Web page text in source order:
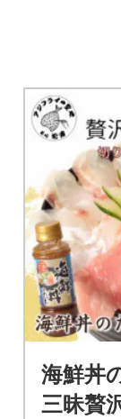
海鮮丼
三昧贅